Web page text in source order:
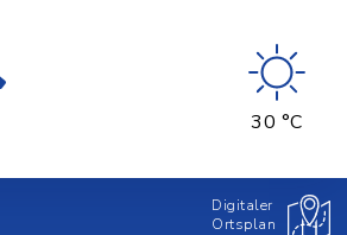
30 °C
Digitaler
Ortsplan